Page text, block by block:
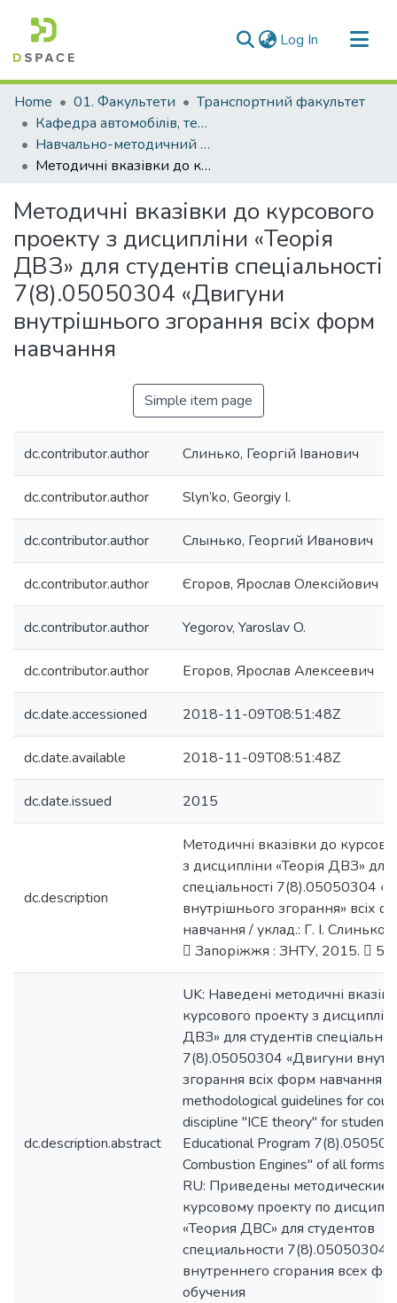
Log In (current)
Communities & Collections
All of DSpace
Statistics
Home 01. Факультети
Транспортний факультет
Кафедра автомобілів, теплових двигунів та гібридних енергетичних установок (Кафедра А, ТД та ГЕУ)
Навчально-методичний комплекс дисциплін кафедри А, ТД та ГЕУ
Методичні вказівки до курсового проекту з дисципліни «Теорія ДВЗ» для студентів спеціальності 7(8).05050304 «Двигуни внутрішнього згорання всіх форм навчання
Методичні вказівки до курсового
проекту з дисципліни «Теорія
ДВЗ» для студентів спеціальності
7(8).05050304 «Двигуни
внутрішнього згорання всіх форм
навчання
Simple item page
dc.contributor.author Слинько, Георгій Іванович
dc.contributor.author Slyn’ko, Georgiy I.
dc.contributor.author Слынько, Георгий Иванович
dc.contributor.author Єгоров, Ярослав Олексійович
dc.contributor.author Yegorov, Yaroslav O.
dc.contributor.author Егоров, Ярослав Алексеевич
dc.date.accessioned 2018-11-09T08:51:48Z
dc.date.available 2018-11-09T08:51:48Z
dc.date.issued 2015
dc.description
Методичні вказівки до
з дисципліни «Теорія ДВЗ» для
спеціальності 7(8).05050304
внутрішнього згорання» всіх
навчання / уклад.: Г. І. Слинько,
 Запоріжжя : ЗНТУ, 2015.  54
dc.description.abstract
UK: Наведені методичні
курсового проекту з
ДВЗ» для студентів
7(8).05050304 «Двигуни
згорання всіх форм навчання
methodological guidelines for
discipline "ICE theory" for
Educational Program
Combustion Engines" of all forms
RU: Приведены методические
курсовому проекту по
«Теория ДВС» для студентов
специальности 7(8).05050304
внутреннего сгорания всех
обучения